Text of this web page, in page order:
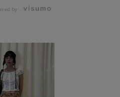
by